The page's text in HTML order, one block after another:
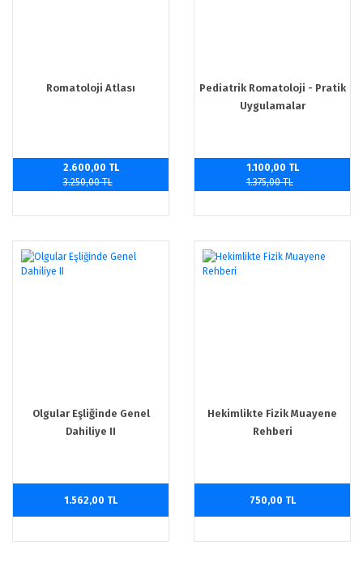
Romatoloji Atlası
2.600,00 TL
3.250,00 TL
Pediatrik Romatoloji - Pratik
Uygulamalar
1.100,00 TL
1.375,00 TL
Olgular Eşliğinde Genel
Dahiliye II
1.562,00 TL
Hekimlikte Fizik Muayene
Rehberi
750,00 TL